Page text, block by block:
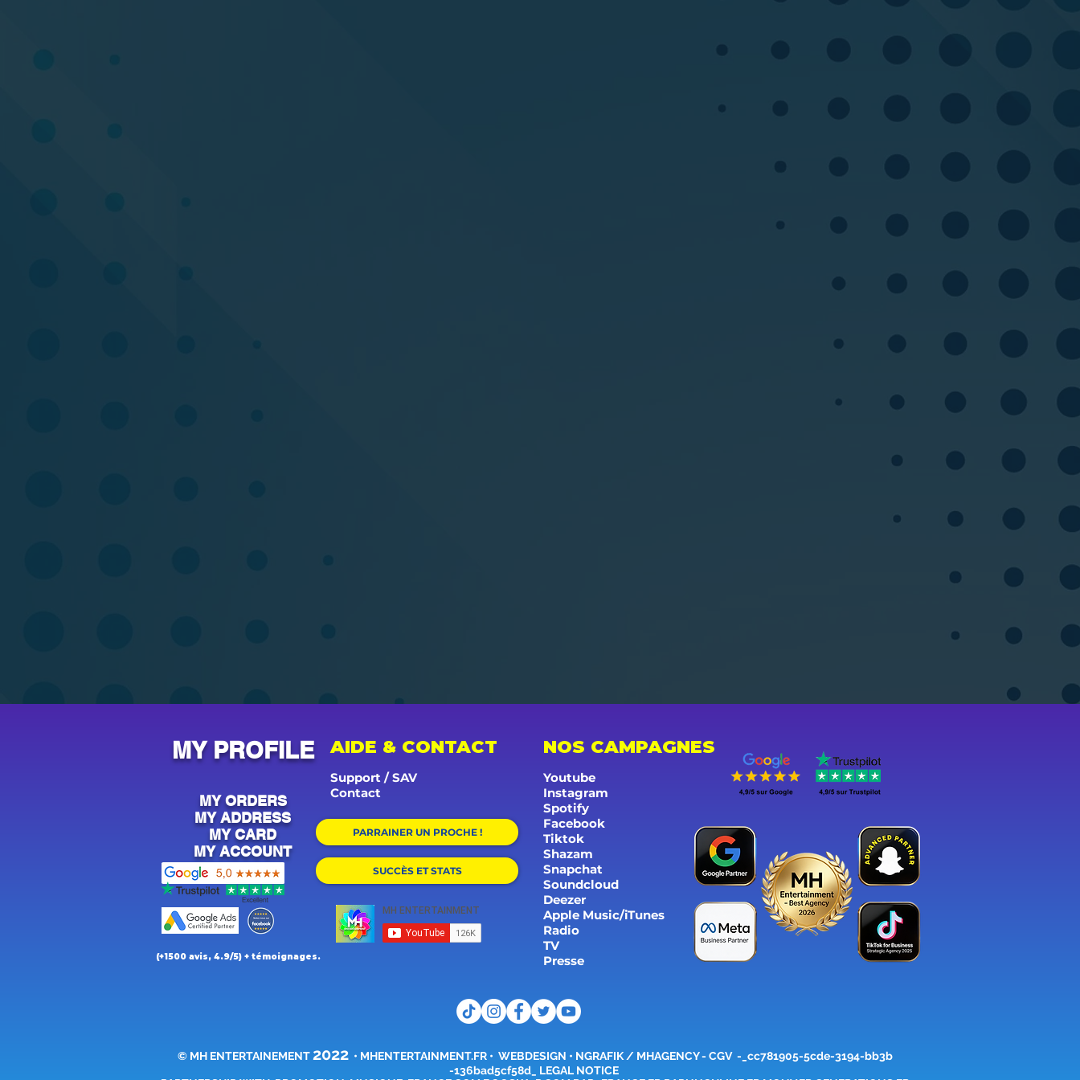
MY PROFILE
MY ORDERS
MY ADDRESS
MY CARD
MY ACCOUNT
AIDE & CONTACT
Support / SAV
Contact
PARRAINER UN PROCHE !
SUCCÈS ET STATS
(+1500 avis, 4.9/5) + témoignages.
NOS CAMPAGNES
Youtube
Instagram
Spotify
Facebook
Tiktok
Shazam
Snapchat
Soundcloud
Deezer
Apple Music/iTunes
Radio
TV
Presse
© MH ENTERTAINEMENT2022 • MHENTERTAINMENT.FR • WEBDESIGN • NGRAFIK / MHAGENCY - CGV -_cc781905-5cde-3194-bb3b
-136bad5cf58d_ LEGAL NOTICE